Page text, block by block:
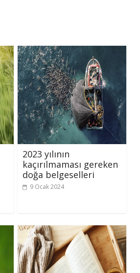
2023 yılının
kaçırılmaması gereken
doğa belgeselleri
9 Ocak 2024